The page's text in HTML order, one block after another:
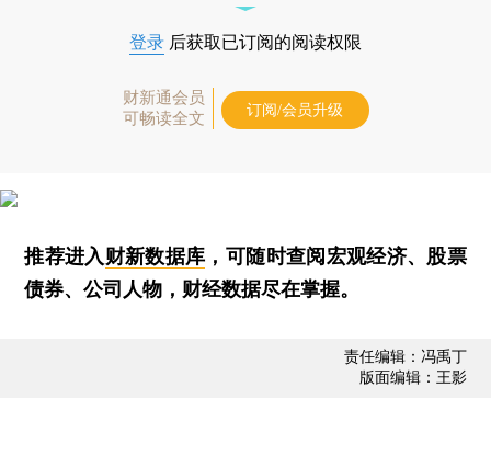
登录 后获取已订阅的阅读权限
财新通会员
可畅读全文
订阅/会员升级
推荐进入财新数据库 ，可随时查阅宏观经济、股票
债券、公司人物，财经数据尽在掌握。
责任编辑：冯禹丁
版面编辑：王影